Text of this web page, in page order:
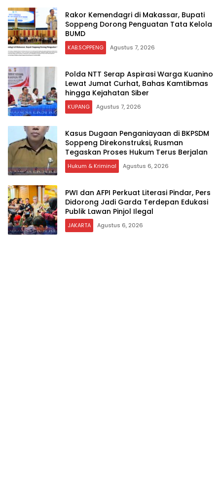
Rakor Kemendagri di Makassar, Bupati
Soppeng Dorong Penguatan Tata Kelola
BUMD
KAB.SOPPENG Agustus 7, 2026
Polda NTT Serap Aspirasi Warga Kuanino
Lewat Jumat Curhat, Bahas Kamtibmas
hingga Kejahatan Siber
KUPANG Agustus 7, 2026
Kasus Dugaan Penganiayaan di BKPSDM
Soppeng Direkonstruksi, Rusman
Tegaskan Proses Hukum Terus Berjalan
Hukum & Kriminal Agustus 6, 2026
PWI dan AFPI Perkuat Literasi Pindar, Pers
Didorong Jadi Garda Terdepan Edukasi
Publik Lawan Pinjol Ilegal
JAKARTA Agustus 6, 2026